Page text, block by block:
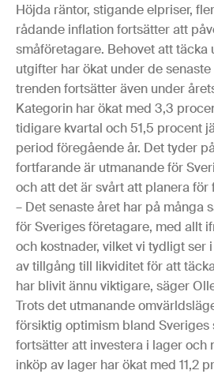
Höjda räntor, stigande elpriser,
rådande inflation fortsätter att
småföretagare. Behovet att
utgifter har ökat under de
trenden fortsätter även under
Kategorin har ökat med 3,3
tidigare kvartal och 51,5 procent
period föregående år. Det tyder
fortfarande är utmanande för
och att det är svårt att planera för
– Det senaste året har på många
för Sveriges företagare, med allt
och kostnader, vilket vi tydligt ser
av tillgång till likviditet för att
har blivit ännu viktigare, säger
Trots det utmanande
försiktig optimism bland Sveriges
fortsätter att investera i lager och
inköp av lager har ökat med 11,2